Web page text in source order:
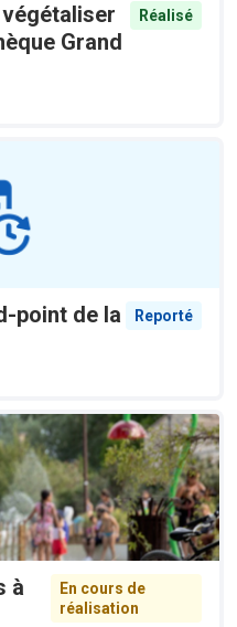
Grand
Réalisé
point de la
Reporté
à
En cours de
réalisation